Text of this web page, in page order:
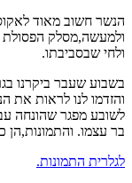
הנשר חשוב מאוד
ולמעשה,מסלק הפסולת
ולחי שבסביבתו.
בשבוע שעבר ביקרנו
והזדמו לנו לראות
לשובע מפגר שהונחה
בר עצמו. והתמונות,הן
לגלרית התמונות.